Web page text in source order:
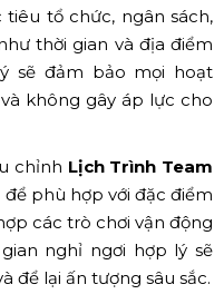
tổ chức, ngân sách,
thời gian và địa điểm
sẽ đảm bảo mọi hoạt
không gây áp lực cho
chỉnh Lịch Trình Team
phù hợp với đặc điểm
các trò chơi vận động
nghỉ ngơi hợp lý sẽ
để lại ấn tượng sâu sắc.